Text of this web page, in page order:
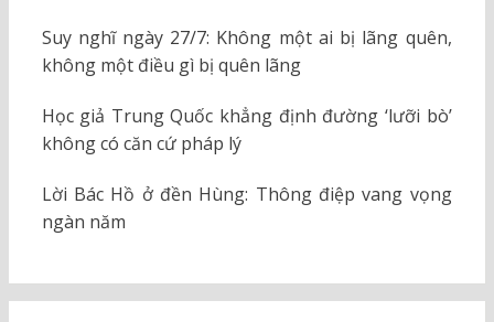
Suy nghĩ ngày 27/7: Không một ai bị lãng quên,
không một điều gì bị quên lãng
Học giả Trung Quốc khẳng định đường ‘lưỡi bò’
không có căn cứ pháp lý
Lời Bác Hồ ở đền Hùng: Thông điệp vang vọng
ngàn năm